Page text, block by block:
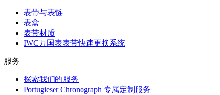
表带与表链
表盒
表带材质
IWC万国表表带快速更换系统
服务
探索我们的服务
Portugieser Chronograph 专属定制服务